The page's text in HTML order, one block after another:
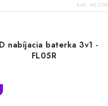
Kód: WL21R2
nabíjacia baterka 3v1 -
FL05R